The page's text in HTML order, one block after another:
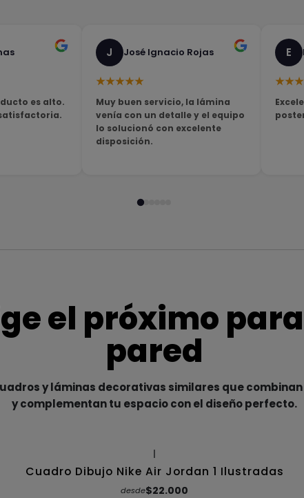
es alto.
J José Ignacio Rojas
★★★★★
Muy buen servicio, la lámina
venía con un detalle y el equipo
lo solucionó con excelente
disposición.
E
el próximo
pared
y láminas decorativas similares que
y complementan tu espacio con el diseño perfecto.
Cuadro Dibujo Nike Air Jordan 1 Ilustradas
desde$22.000